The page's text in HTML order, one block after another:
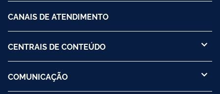
CANAIS DE ATENDIMENTO
CENTRAIS DE CONTEÚDO
COMUNICAÇÃO